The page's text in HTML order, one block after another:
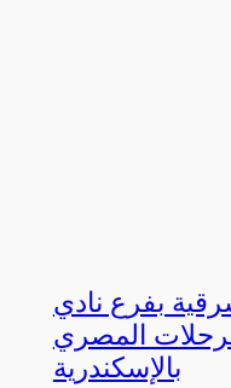
بفرع نادي
المصري
بالإسكندرية